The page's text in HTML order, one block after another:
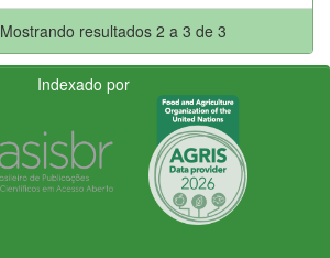
Mostrando resultados 2 a 3 de 3
Indexado por